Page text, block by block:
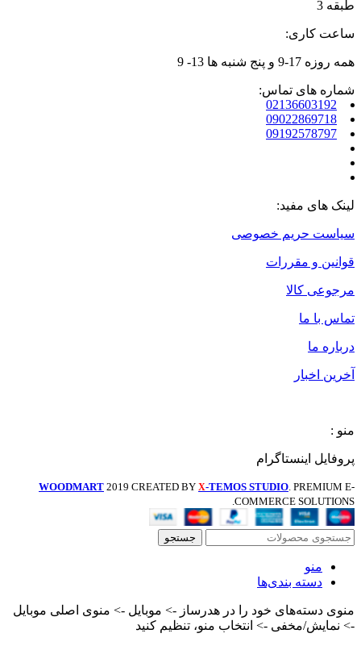
طبقه 3
ساعت کاری:
همه روزه 17-9 و پنج شنبه ها 13- 9
شماره های تماس:
02136603192
09022869718
09192578797
لینک های مفید:
سیاست حریم خصوصی
قوانین و مقررات
مرجوعی کالا
تماس با ما
درباره ما
آخرین اخبار
منو :
پروفایل اینستاگرام
WOODMART 2019 CREATED BY X-TEMOS STUDIO. PREMIUM E-
COMMERCE SOLUTIONS.
جستجو
منو
دسته بندی‌ها
منوی دسته‌های خود را در هدرساز -> موبایل -> منوی اصلی موبایل
-> نمایش/مخفی -> انتخاب منو، تنظیم کنید